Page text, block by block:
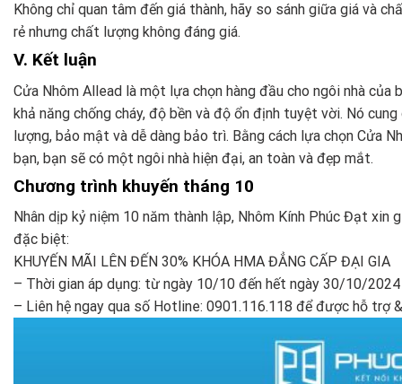
Không chỉ quan tâm đến giá thành, hãy so sánh giữa giá và
rẻ nhưng chất lượng không đáng giá.
V. Kết luận
Cửa Nhôm Allead là một lựa chọn hàng đầu cho ngôi nhà
khả năng chống cháy, độ bền và độ ổn định tuyệt vời. Nó
lượng, bảo mật và dễ dàng bảo trì. Bằng cách lựa chọn Cửa
bạn, bạn sẽ có một ngôi nhà hiện đại, an toàn và đẹp mắt.
Chương trình khuyến tháng 10
Nhân dịp kỷ niệm 10 năm thành lập, Nhôm Kính Phúc Đạt
đặc biệt:
KHUYẾN MÃI LÊN ĐẾN 30% KHÓA HMA ĐẲNG CẤP ĐẠI GIA
– Thời gian áp dụng: từ ngày 10/10 đến hết ngày 30/10/2024
– Liên hệ ngay qua số Hotline: 0901.116.118 để được hỗ trợ